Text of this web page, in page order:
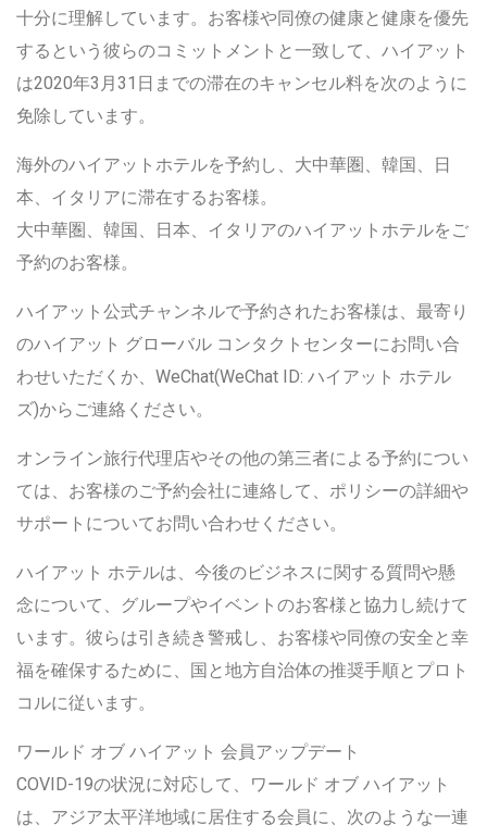
十分に理解しています。お客様や同僚の健康と健康を優先
するという彼らのコミットメントと一致して、ハイアット
は2020年3月31日までの滞在のキャンセル料を次のように
免除しています。
海外のハイアットホテルを予約し、大中華圏、韓国、日
本、イタリアに滞在するお客様。
大中華圏、韓国、日本、イタリアのハイアットホテルをご
予約のお客様。
ハイアット公式チャンネルで予約されたお客様は、最寄り
のハイアット グローバル コンタクトセンターにお問い合
わせいただくか、WeChat(WeChat ID: ハイアット ホテル
ズ)からご連絡ください。
オンライン旅行代理店やその他の第三者による予約につい
ては、お客様のご予約会社に連絡して、ポリシーの詳細や
サポートについてお問い合わせください。
ハイアット ホテルは、今後のビジネスに関する質問や懸
念について、グループやイベントのお客様と協力し続けて
います。彼らは引き続き警戒し、お客様や同僚の安全と幸
福を確保するために、国と地方自治体の推奨手順とプロト
コルに従います。
ワールド オブ ハイアット 会員アップデート
COVID-19の状況に対応して、ワールド オブ ハイアット
は、アジア太平洋地域に居住する会員に、次のような一連